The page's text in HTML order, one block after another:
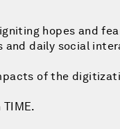
hopes and
daily social
of the